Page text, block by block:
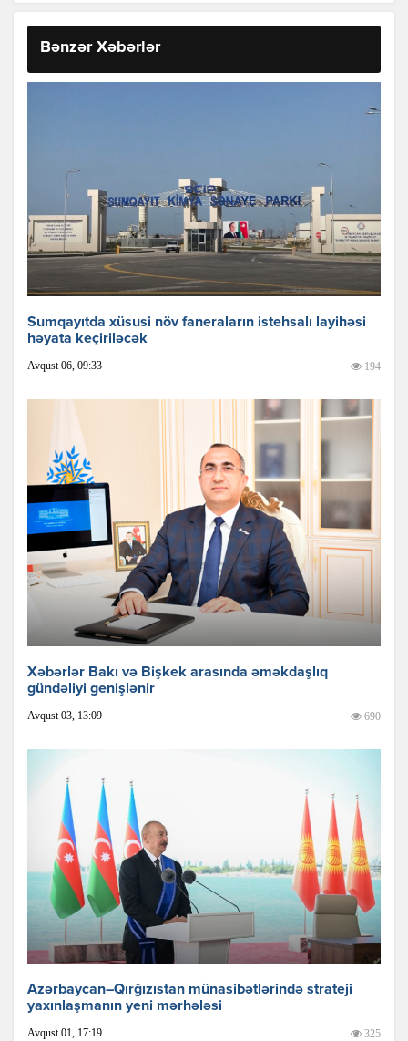
Bənzər Xəbərlər
Sumqayıtda xüsusi növ faneraların istehsalı layihəsi
həyata keçiriləcək
Avqust 06, 09:33 194
Xəbərlər Bakı və Bişkek arasında əməkdaşlıq
gündəliyi genişlənir
Avqust 03, 13:09 690
Azərbaycan–Qırğızıstan münasibətlərində strateji
yaxınlaşmanın yeni mərhələsi
Avqust 01, 17:19 325